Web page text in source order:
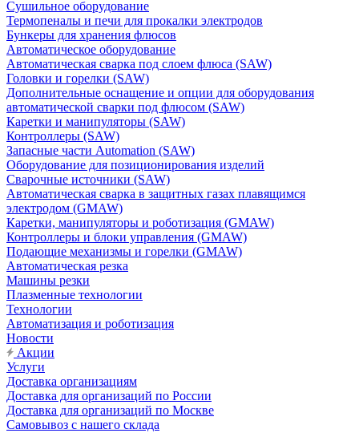
Сушильное оборудование
Термопеналы и печи для прокалки электродов
Бункеры для хранения флюсов
Автоматическое оборудование
Автоматическая сварка под слоем флюса (SAW)
Головки и горелки (SAW)
Дополнительные оснащение и опции для оборудования
автоматической сварки под флюсом (SAW)
Каретки и манипуляторы (SAW)
Контроллеры (SAW)
Запасные части Automation (SAW)
Оборудование для позиционирования изделий
Сварочные источники (SAW)
Автоматическая сварка в защитных газах плавящимся
электродом (GMAW)
Каретки, манипуляторы и роботизация (GMAW)
Контроллеры и блоки управления (GMAW)
Подающие механизмы и горелки (GMAW)
Автоматическая резка
Машины резки
Плазменные технологии
Технологии
Автоматизация и роботизация
Новости
Акции
Услуги
Доставка организациям
Доставка для организаций по России
Доставка для организаций по Москве
Самовывоз с нашего склада